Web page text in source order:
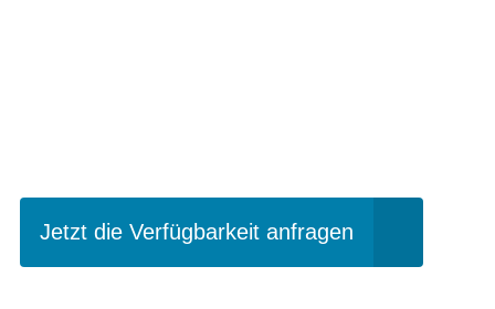
Jetzt die Verfügbarkeit anfragen